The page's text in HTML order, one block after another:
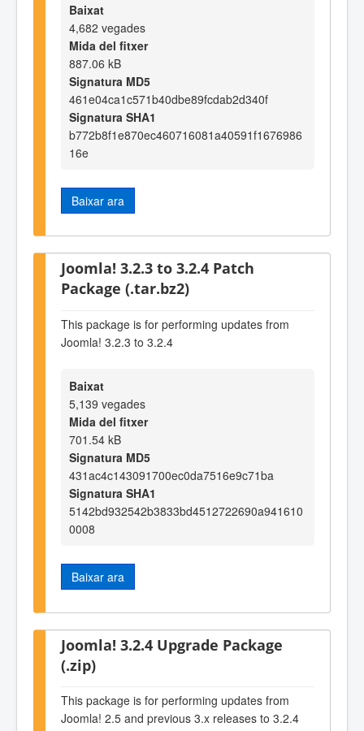
Baixat
4,682 vegades
Mida del fitxer
887.06 kB
Signatura MD5
461e04ca1c571b40dbe89fcdab2d340f
Signatura SHA1
b772b8f1e870ec460716081a40591f1676986
16e
Baixar ara
Joomla! 3.2.3 to 3.2.4 Patch
Package (.tar.bz2)
This package is for performing updates from
Joomla! 3.2.3 to 3.2.4
Baixat
5,139 vegades
Mida del fitxer
701.54 kB
Signatura MD5
431ac4c143091700ec0da7516e9c71ba
Signatura SHA1
5142bd932542b3833bd4512722690a941610
0008
Baixar ara
Joomla! 3.2.4 Upgrade Package
(.zip)
This package is for performing updates from
Joomla! 2.5 and previous 3.x releases to 3.2.4